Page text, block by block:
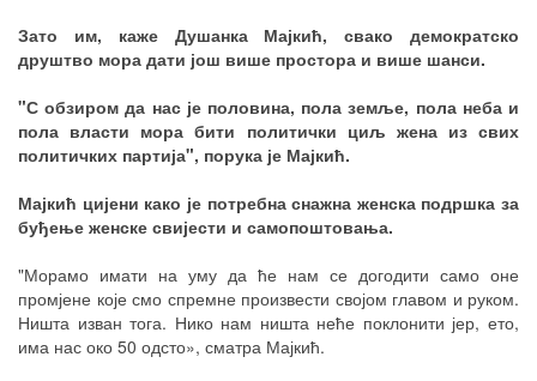
Зато им, каже Душанка Мајкић, свако демократско
друштво мора дати још више простора и више шанси.
"С обзиром да нас је половина, пола земље, пола неба и
пола власти мора бити политички циљ жена из свих
политичких партија", порука је Мајкић.
Мајкић цијени како је потребна снажна женска подршка за
буђење женске свијести и самопоштовања.
"Морамо имати на уму да ће нам се догодити само оне
промјене које смо спремне произвести својом главом и руком.
Ништа изван тога. Нико нам ништа неће поклонити јер, ето,
има нас око 50 одсто», сматра Мајкић.